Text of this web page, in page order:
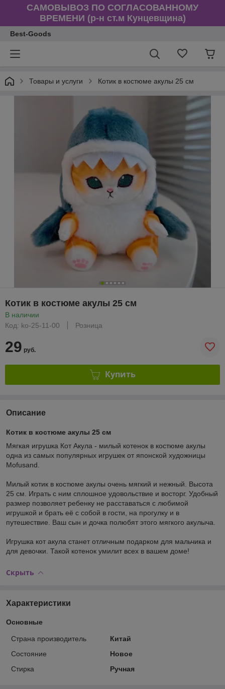
САМОВЫВОЗ ПО СОГЛАСОВАННОМУ
ВРЕМЕНИ (р-н ст.м Кунцевщина)
Best-Goods
Товары и услуги Котик в костюме акулы 25 см
Котик в костюме акулы 25 см
В наличии
Код: ko-25-11-00
Розница
29 руб.
Купить
Описание
Котик в костюме акулы 25 см
Мягкая игрушка Кот Акула - милый котенок в костюме акулы
одна из самых популярных игрушек от японской художницы
Mofusand.
Милый котик в костюме акулы очень мягкий и нежный. Высота
25 см. Играть с ним сплошное удовольствие и восторг. Удобный
размер позволяет ребенку не расставаться с любимой
игрушкой и брать её с собой в гости, на прогулку и в
путешествие. Ваш сын и дочка полюбят этого мягкого акулыча.
Игрушка кот акула станет отличным подарком для мальчика и
для девочки. Такой котенок умилит всех в вашем доме!
Скрыть
Характеристики
Основные
Страна производитель
Китай
Состояние
Новое
Стирка
Ручная